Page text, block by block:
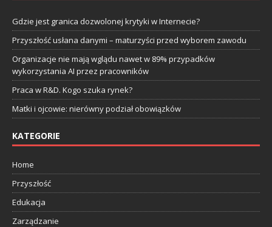
Gdzie jest granica dozwolonej krytyki w Internecie?
Przyszłość usłana danymi – maturzyści przed wyborem zawodu
Organizacje nie mają wglądu nawet w 89% przypadków
wykorzystania AI przez pracowników
Praca w R&D. Kogo szuka rynek?
Matki i ojcowie: nierówny podział obowiązków
KATEGORIE
Home
Przyszłość
Edukacja
Zarządzanie